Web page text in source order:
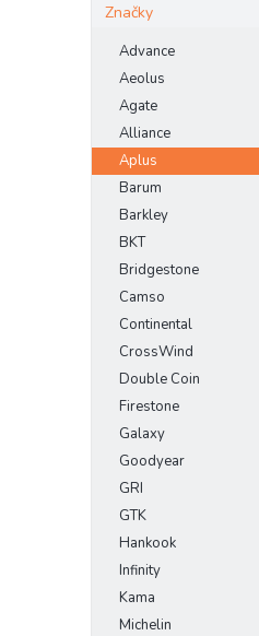
Značky
Advance
Aeolus
Agate
Alliance
Aplus
Barum
Barkley
BKT
Bridgestone
Camso
Continental
CrossWind
Double Coin
Firestone
Galaxy
Goodyear
GRI
GTK
Hankook
Infinity
Kama
Michelin